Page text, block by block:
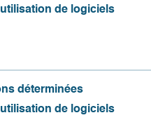
de logiciels
déterminées
de logiciels